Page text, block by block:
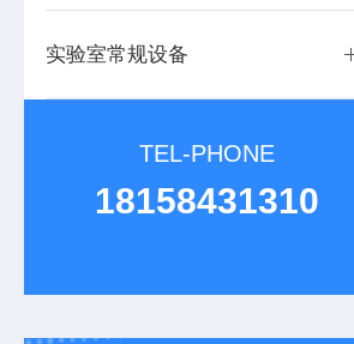
实验室常规设备
TEL-PHONE
18158431310